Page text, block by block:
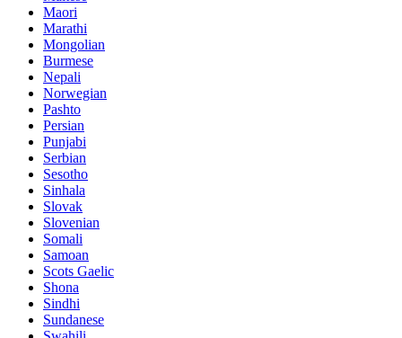
Maori
Marathi
Mongolian
Burmese
Nepali
Norwegian
Pashto
Persian
Punjabi
Serbian
Sesotho
Sinhala
Slovak
Slovenian
Somali
Samoan
Scots Gaelic
Shona
Sindhi
Sundanese